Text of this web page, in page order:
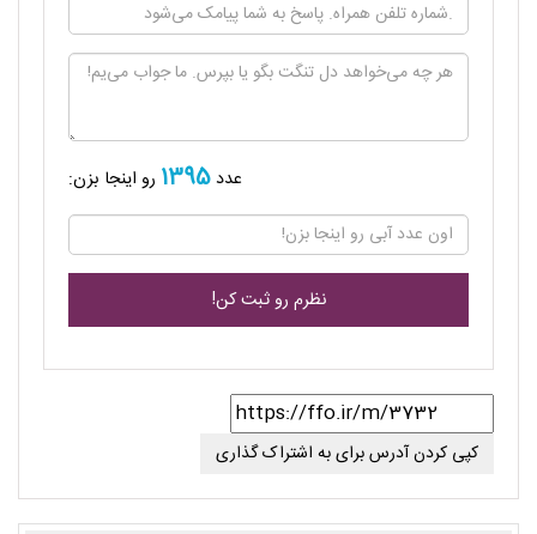
عدد1395 رو اینجا بزن:
کپی کردن آدرس برای به اشتراک گذاری